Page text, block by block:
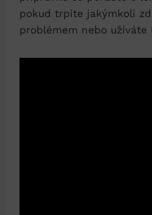
pokud trpíte jakýmkoli
problémem nebo užíváte